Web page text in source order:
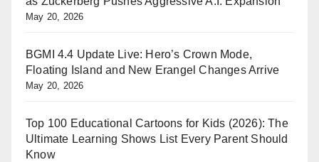
May 20, 2026
BGMI 4.4 Update Live: Hero’s Crown Mode,
Floating Island and New Erangel Changes Arrive
May 20, 2026
Top 100 Educational Cartoons for Kids (2026): The
Ultimate Learning Shows List Every Parent Should
Know